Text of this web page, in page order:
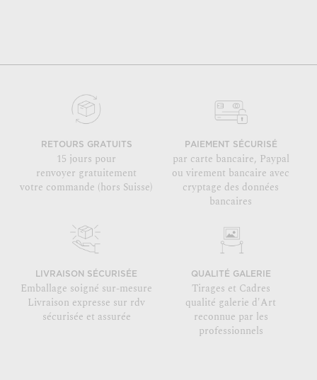
RETOURS GRATUITS
15 jours pour
renvoyer gratuitement
votre commande (hors Suisse)
PAIEMENT SÉCURISÉ
par carte bancaire, Paypal
ou virement bancaire avec
cryptage des données
bancaires
LIVRAISON SÉCURISÉE
Emballage soigné sur-mesure
Livraison expresse sur rdv
sécurisée et assurée
QUALITÉ GALERIE
Tirages et Cadres
qualité galerie d'Art
reconnue par les
professionnels